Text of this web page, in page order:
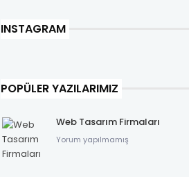
INSTAGRAM
POPÜLER YAZILARIMIZ
Web Tasarım Firmaları
Yorum yapılmamış